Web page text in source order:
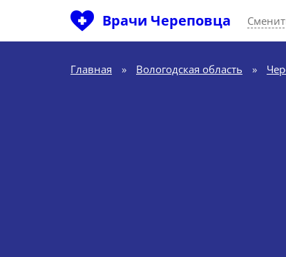
Врачи Череповца
Главная » Вологодская область »